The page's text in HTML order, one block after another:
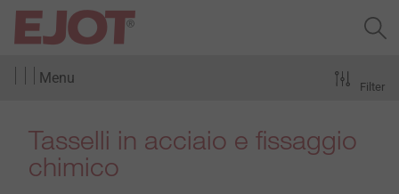
Menu
Tasselli in acciaio e fissaggio
chimico
Filter